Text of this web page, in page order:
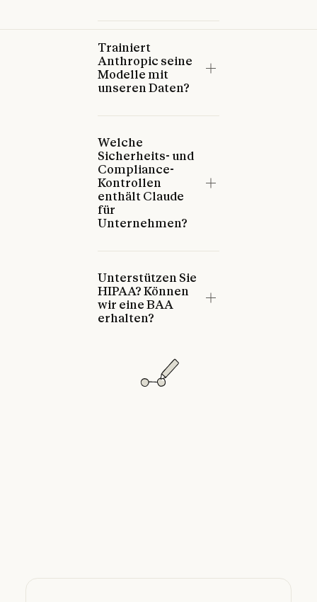
Trainiert
Anthropic seine
Modelle mit
unseren Daten?
Welche
Sicherheits- und
Compliance-
Kontrollen
enthält Claude
für
Unternehmen?
Unterstützen Sie
HIPAA? Können
wir eine BAA
erhalten?